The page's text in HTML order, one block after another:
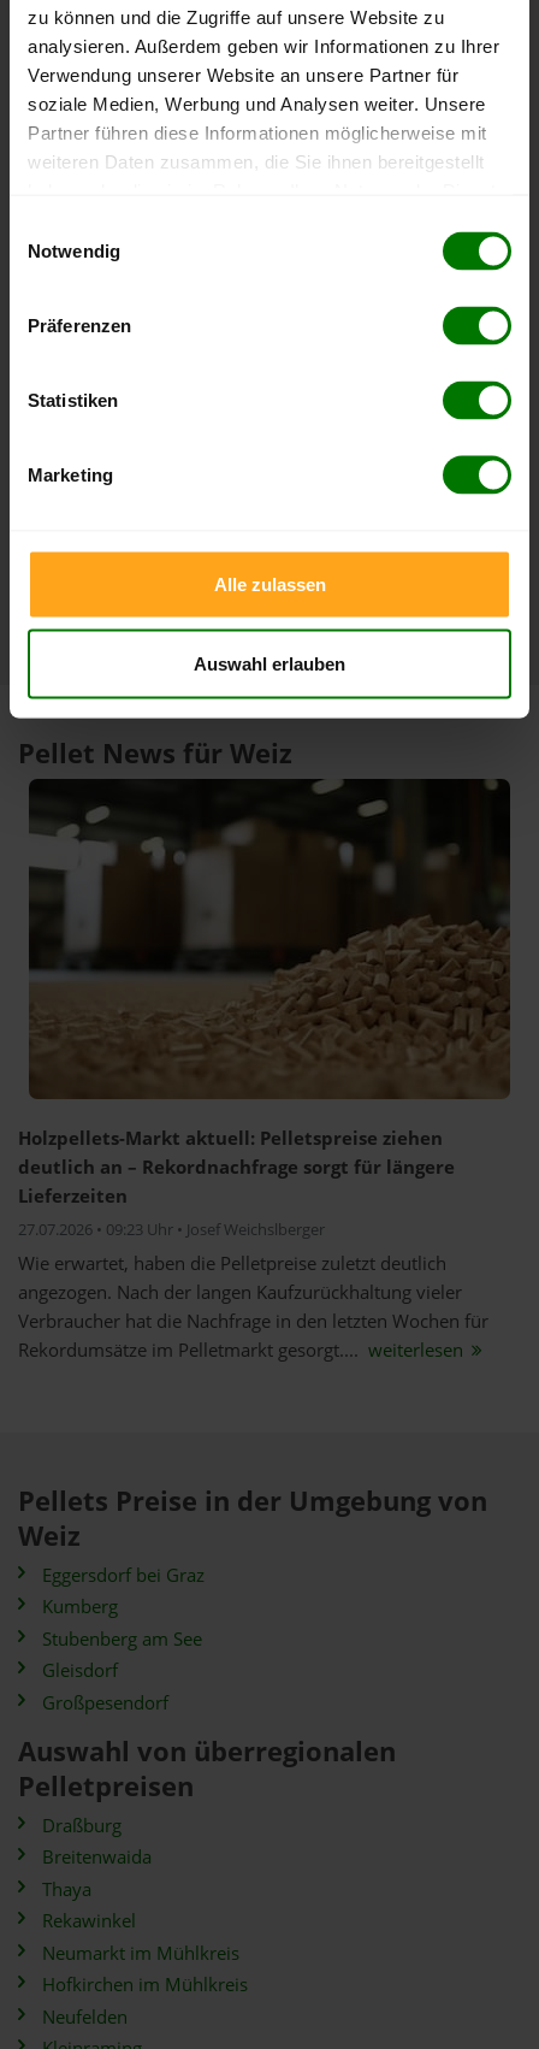
zu können und die Zugriffe auf unsere Website zu
analysieren. Außerdem geben wir Informationen zu Ihrer
Verwendung unserer Website an unsere Partner für
soziale Medien, Werbung und Analysen weiter. Unsere
Partner führen diese Informationen möglicherweise mit
weiteren Daten zusammen, die Sie ihnen bereitgestellt
Notwendig
Präferenzen
Statistiken
Marketing
Alle zulassen
Auswahl erlauben
Höchst- und Tiefststände der
Pelletspreise in Weiz
Die Tabelle zeigt dieHöchst- und Tiefststände der
Pelletspreise für lose Holzpellets. Das dazugehörige
Tiefststand
397,87 €
3 Monate 379,00 €
Pellet News für Weiz
Holzpellets-Markt aktuell: Pelletspreise ziehen
deutlich an – Rekordnachfrage sorgt für längere
Lieferzeiten
27.07.2026 • 09:23 Uhr • Josef Weichslberger
Wie erwartet, haben die Pelletpreise zuletzt deutlich
angezogen. Nach der langen Kaufzurückhaltung vieler
Verbraucher hat die Nachfrage in den letzten Wochen für
Rekordumsätze im Pelletmarkt gesorgt.... weiterlesen
Pellets Preise in der Umgebung von
Weiz
Eggersdorf bei Graz
Kumberg
Stubenberg am See
Gleisdorf
Großpesendorf
Auswahl von überregionalen
Pelletpreisen
Draßburg
Breitenwaida
Thaya
Rekawinkel
Neumarkt im Mühlkreis
Hofkirchen im Mühlkreis
Neufelden